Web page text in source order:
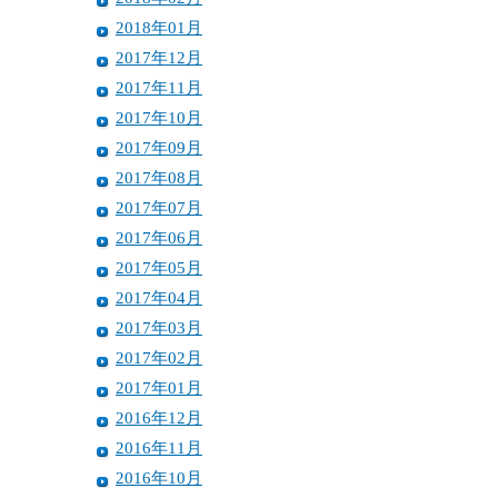
2018年01月
2017年12月
2017年11月
2017年10月
2017年09月
2017年08月
2017年07月
2017年06月
2017年05月
2017年04月
2017年03月
2017年02月
2017年01月
2016年12月
2016年11月
2016年10月